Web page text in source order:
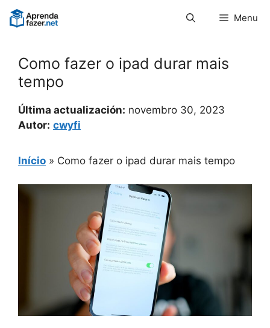
Pular
para
Menu
Como fazer o ipad durar mais
tempo
Última actualización: novembro 30, 2023
Autor: cwyfi
Início » Como fazer o ipad durar mais tempo